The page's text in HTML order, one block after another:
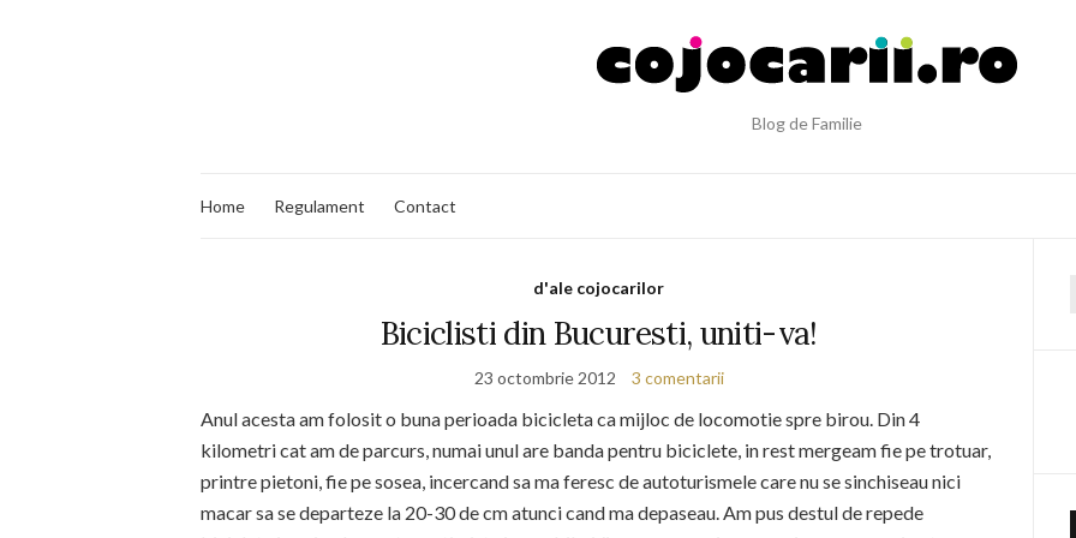
Blog de Familie
Home Regulament Contact
d'ale cojocarilor
Biciclisti din Bucuresti, uniti-va!
23 octombrie 2012 3 comentarii
Anul acesta am folosit o buna perioada bicicleta ca mijloc de locomotie spre birou. Din 4
kilometri cat am de parcurs, numai unul are banda pentru biciclete, in rest mergeam fie pe trotuar,
printre pietoni, fie pe sosea, incercand sa ma feresc de autoturismele care nu se sinchiseau nici
macar sa se departeze la 20-30 de cm atunci cand ma depaseau. Am pus destul de repede